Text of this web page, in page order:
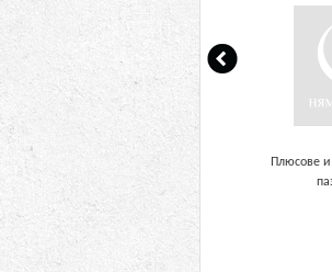
Плюсове и